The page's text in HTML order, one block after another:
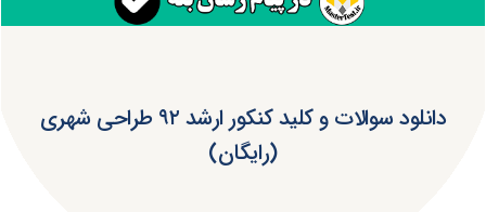
دانلود سوالات و کلید کنکور ارشد ۹۲ طراحی شهری
(رایگان)